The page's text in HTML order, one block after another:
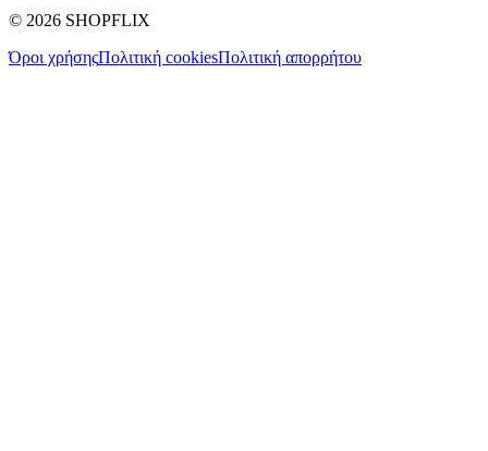
© 2026 SHOPFLIX
Όροι χρήσηςΠολιτική cookiesΠολιτική απορρήτου